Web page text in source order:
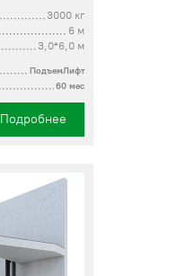
3000 кг
6 м
3,0*6,0 м
ПодъемЛифт
60 мес
Подробнее